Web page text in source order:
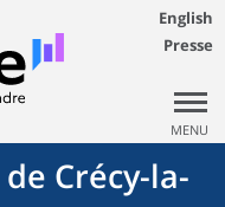
English
Presse
MENU
de Crécy-la-